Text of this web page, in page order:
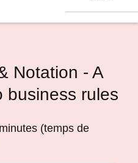
Notation - A
business rules
minutes (temps de